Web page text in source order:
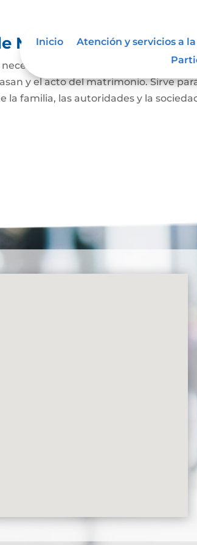
Inicio Atención y servicios a
Matrimonio
para probar que una persona
y el acto del matrimonio. Sirve
la familia, las autoridades y la